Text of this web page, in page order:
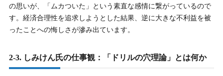
の思いが、「ムカついた」という素直な感情に繋がっているので
す。経済合理性を追求しようとした結果、逆に大きな不利益を被
ったことへの悔しさが滲み出ています。
2-3. しみけん氏の仕事観：「ドリルの穴理論」とは何か